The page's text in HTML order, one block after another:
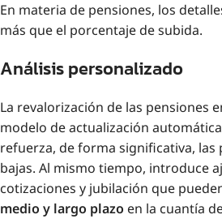
En materia de pensiones, los
más que el porcentaje de subida.
Análisis personalizado
La revalorización de las pensiones
modelo de actualización
refuerza, de forma significativa, las
bajas. Al mismo tiempo, introduce
cotizaciones y jubilación que
medio y largo plazo en la cuantía